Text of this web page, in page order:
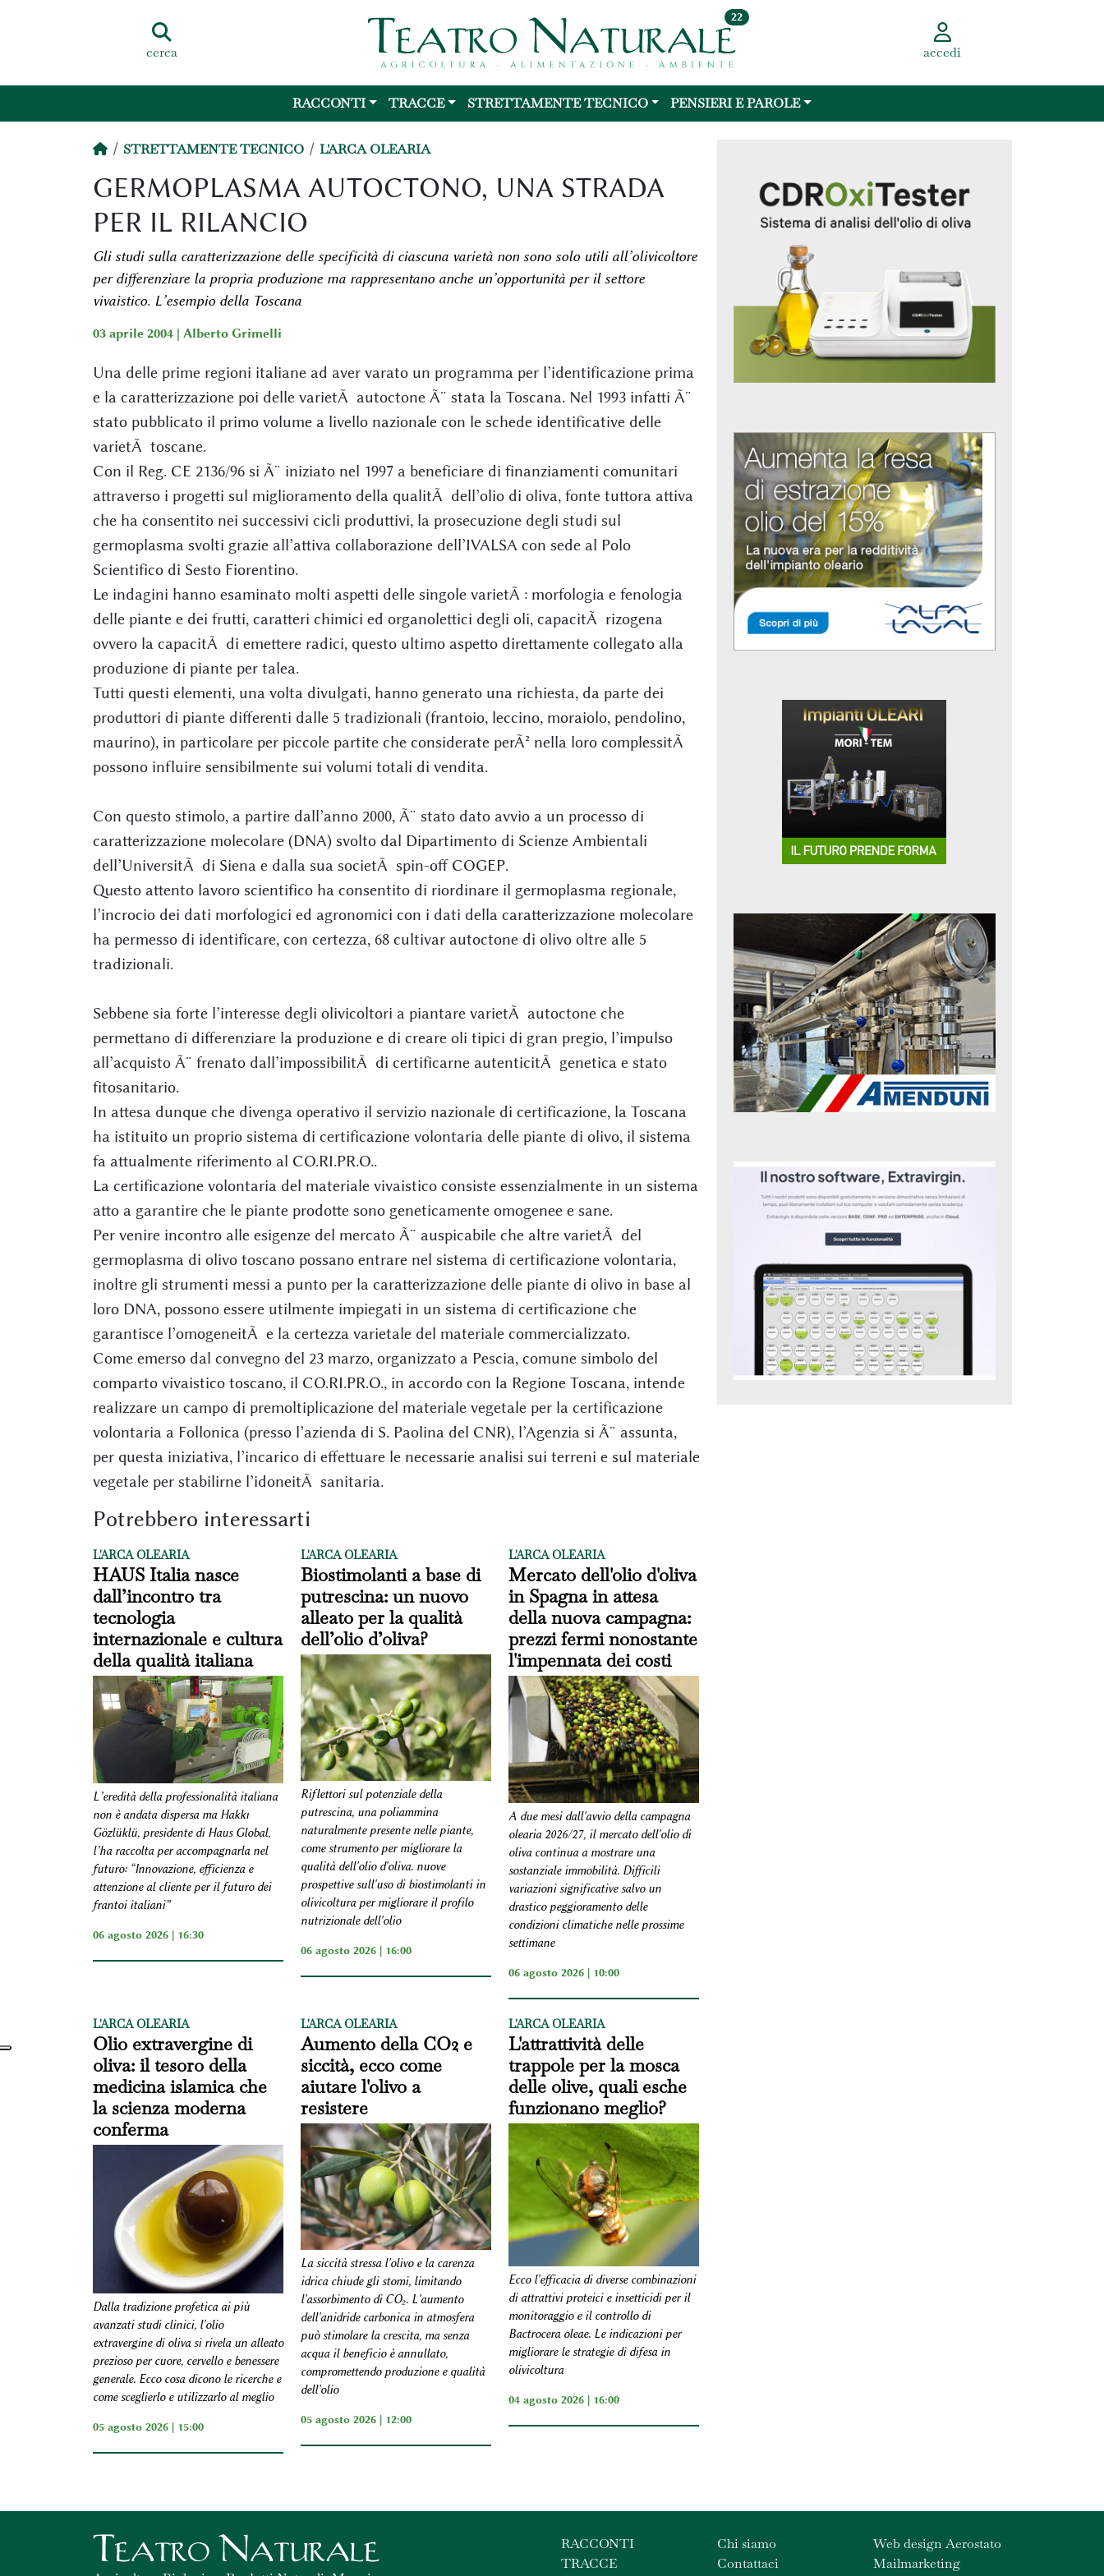
cerca
22
accedi
RACCONTI TRACCE STRETTAMENTE TECNICO PENSIERI E PAROLE
STRETTAMENTE TECNICO L'ARCA OLEARIA
GERMOPLASMA AUTOCTONO, UNA STRADA
PER IL RILANCIO
Gli studi sulla caratterizzazione delle specificità di ciascuna varietà non sono solo utili all’olivicoltore
per differenziare la propria produzione ma rappresentano anche un’opportunità per il settore
vivaistico. L’esempio della Toscana
03 aprile 2004 | Alberto Grimelli
Una delle prime regioni italiane ad aver varato un programma per l’identificazione prima
e la caratterizzazione poi delle varietÃ autoctone Ã¨ stata la Toscana. Nel 1993 infatti Ã¨
stato pubblicato il primo volume a livello nazionale con le schede identificative delle
varietÃ toscane.
Con il Reg. CE 2136/96 si Ã¨ iniziato nel 1997 a beneficiare di finanziamenti comunitari
attraverso i progetti sul miglioramento della qualitÃ dell’olio di oliva, fonte tuttora attiva
che ha consentito nei successivi cicli produttivi, la prosecuzione degli studi sul
germoplasma svolti grazie all’attiva collaborazione dell’IVALSA con sede al Polo
Scientifico di Sesto Fiorentino.
Le indagini hanno esaminato molti aspetti delle singole varietÃ : morfologia e fenologia
delle piante e dei frutti, caratteri chimici ed organolettici degli oli, capacitÃ rizogena
ovvero la capacitÃ di emettere radici, questo ultimo aspetto direttamente collegato alla
produzione di piante per talea.
Tutti questi elementi, una volta divulgati, hanno generato una richiesta, da parte dei
produttori di piante differenti dalle 5 tradizionali (frantoio, leccino, moraiolo, pendolino,
maurino), in particolare per piccole partite che considerate perÃ² nella loro complessitÃ
possono influire sensibilmente sui volumi totali di vendita.
Con questo stimolo, a partire dall’anno 2000, Ã¨ stato dato avvio a un processo di
caratterizzazione molecolare (DNA) svolto dal Dipartimento di Scienze Ambientali
dell’UniversitÃ di Siena e dalla sua societÃ spin-off COGEP.
Questo attento lavoro scientifico ha consentito di riordinare il germoplasma regionale,
l’incrocio dei dati morfologici ed agronomici con i dati della caratterizzazione molecolare
ha permesso di identificare, con certezza, 68 cultivar autoctone di olivo oltre alle 5
tradizionali.
Sebbene sia forte l’interesse degli olivicoltori a piantare varietÃ autoctone che
permettano di differenziare la produzione e di creare oli tipici di gran pregio, l’impulso
all’acquisto Ã¨ frenato dall’impossibilitÃ di certificarne autenticitÃ genetica e stato
fitosanitario.
In attesa dunque che divenga operativo il servizio nazionale di certificazione, la Toscana
ha istituito un proprio sistema di certificazione volontaria delle piante di olivo, il sistema
fa attualmente riferimento al CO.RI.PR.O..
La certificazione volontaria del materiale vivaistico consiste essenzialmente in un sistema
atto a garantire che le piante prodotte sono geneticamente omogenee e sane.
Per venire incontro alle esigenze del mercato Ã¨ auspicabile che altre varietÃ del
germoplasma di olivo toscano possano entrare nel sistema di certificazione volontaria,
inoltre gli strumenti messi a punto per la caratterizzazione delle piante di olivo in base al
loro DNA, possono essere utilmente impiegati in un sistema di certificazione che
garantisce l’omogeneitÃ e la certezza varietale del materiale commercializzato.
Come emerso dal convegno del 23 marzo, organizzato a Pescia, comune simbolo del
comparto vivaistico toscano, il CO.RI.PR.O., in accordo con la Regione Toscana, intende
realizzare un campo di premoltiplicazione del materiale vegetale per la certificazione
volontaria a Follonica (presso l’azienda di S. Paolina del CNR), l’Agenzia si Ã¨ assunta,
per questa iniziativa, l’incarico di effettuare le necessarie analisi sui terreni e sul materiale
vegetale per stabilirne l’idoneitÃ sanitaria.
Potrebbero interessarti
L'ARCA OLEARIA
HAUS Italia nasce
dall’incontro tra
tecnologia
internazionale e cultura
della qualità italiana
L’eredità della professionalità italiana
non è andata dispersa ma Hakkı
Gözlüklü, presidente di Haus Global,
l’ha raccolta per accompagnarla nel
futuro: “Innovazione, efficienza e
attenzione al cliente per il futuro dei
frantoi italiani”
06 agosto 2026 | 16:30
L'ARCA OLEARIA
Biostimolanti a base di
putrescina: un nuovo
alleato per la qualità
dell’olio d’oliva?
Riflettori sul potenziale della
putrescina, una poliammina
naturalmente presente nelle piante,
come strumento per migliorare la
qualità dell'olio d'oliva. nuove
prospettive sull'uso di biostimolanti in
olivicoltura per migliorare il profilo
nutrizionale dell'olio
06 agosto 2026 | 16:00
L'ARCA OLEARIA
Mercato dell'olio d'oliva
in Spagna in attesa
della nuova campagna:
prezzi fermi nonostante
l'impennata dei costi
A due mesi dall'avvio della campagna
olearia 2026/27, il mercato dell'olio di
oliva continua a mostrare una
sostanziale immobilità. Difficili
variazioni significative salvo un
drastico peggioramento delle
condizioni climatiche nelle prossime
settimane
06 agosto 2026 | 10:00
L'ARCA OLEARIA
Olio extravergine di
oliva: il tesoro della
medicina islamica che
la scienza moderna
conferma
Dalla tradizione profetica ai più
avanzati studi clinici, l'olio
extravergine di oliva si rivela un alleato
prezioso per cuore, cervello e benessere
generale. Ecco cosa dicono le ricerche e
come sceglierlo e utilizzarlo al meglio
05 agosto 2026 | 15:00
L'ARCA OLEARIA
Aumento della CO2 e
siccità, ecco come
aiutare l'olivo a
resistere
La siccità stressa l'olivo e la carenza
idrica chiude gli stomi, limitando
l'assorbimento di CO₂. L'aumento
dell'anidride carbonica in atmosfera
può stimolare la crescita, ma senza
acqua il beneficio è annullato,
compromettendo produzione e qualità
dell'olio
05 agosto 2026 | 12:00
L'ARCA OLEARIA
L'attrattività delle
trappole per la mosca
delle olive, quali esche
funzionano meglio?
Ecco l'efficacia di diverse combinazioni
di attrattivi proteici e insetticidi per il
monitoraggio e il controllo di
Bactrocera oleae. Le indicazioni per
migliorare le strategie di difesa in
olivicoltura
04 agosto 2026 | 16:00
RACCONTI
TRACCE
Chi siamo
Contattaci
Web design Aerostato
Mailmarketing